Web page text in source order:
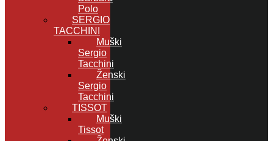
Polo
SERGIO
TACCHINI
Muški
Sergio
Tacchini
Ženski
Sergio
Tacchini
TISSOT
Muški
Tissot